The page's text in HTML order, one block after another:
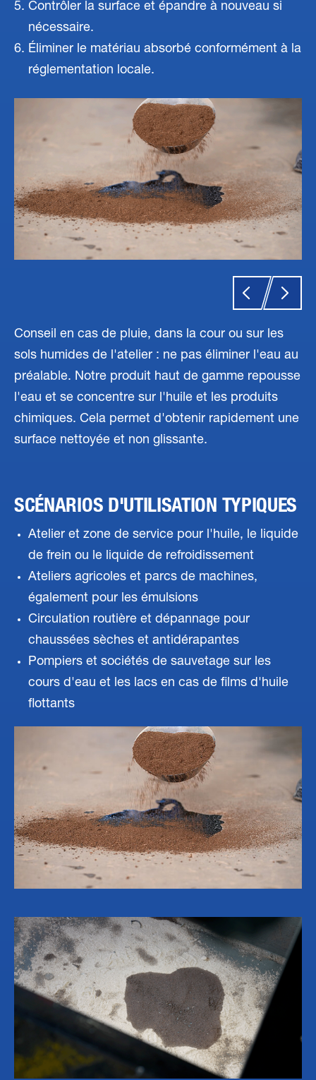
Contrôler la surface et épandre à nouveau si
nécessaire.
Éliminer le matériau absorbé conformément à la
réglementation locale.
Conseil en cas de pluie, dans la cour ou sur les
sols humides de l'atelier : ne pas éliminer l'eau au
préalable. Notre produit haut de gamme repousse
l'eau et se concentre sur l'huile et les produits
chimiques. Cela permet d'obtenir rapidement une
surface nettoyée et non glissante.
SCÉNARIOS D'UTILISATION TYPIQUES
Atelier et zone de service pour l'huile, le liquide
de frein ou le liquide de refroidissement
Ateliers agricoles et parcs de machines,
également pour les émulsions
Circulation routière et dépannage pour
chaussées sèches et antidérapantes
Pompiers et sociétés de sauvetage sur les
cours d'eau et les lacs en cas de films d'huile
flottants